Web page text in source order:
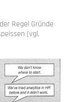
Regel Gründe
(vgl.